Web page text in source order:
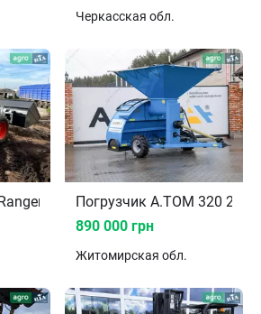
Черкасская обл.
1995Погрузчик A.TOM 320 2023
890 000 грн
Житомирская обл.